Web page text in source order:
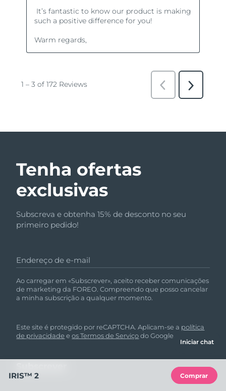
Tenha ofertas
exclusivas
Subscreva e obtenha 15% de desconto no seu
primeiro pedido!
Endereço de e-mail
Ao carregar em «Subscrever», aceito receber comunicações
de marketing da FOREO. Compreendo que posso cancelar
a minha subscrição a qualquer momento.
Este site é protegido por reCAPTCHA. Aplicam-se a política
de privacidade eos Termos de Serviçodo Google.
Iniciar chat
IRIS™ 2 Comprar